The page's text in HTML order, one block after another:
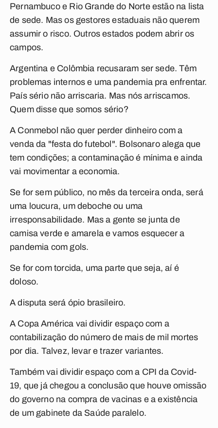
Pernambuco e Rio Grande do Norte estão na lista
de sede. Mas os gestores estaduais não querem
assumir o risco. Outros estados podem abrir os
campos.
Argentina e Colômbia recusaram ser sede. Têm
problemas internos e uma pandemia pra enfrentar.
País sério não arriscaria. Mas nós arriscamos.
Quem disse que somos sério?
A Conmebol não quer perder dinheiro com a
venda da "festa do futebol". Bolsonaro alega que
tem condições; a contaminação é mínima e ainda
vai movimentar a economia.
Se for sem público, no mês da terceira onda, será
uma loucura, um deboche ou uma
irresponsabilidade. Mas a gente se junta de
camisa verde e amarela e vamos esquecer a
pandemia com gols.
Se for com torcida, uma parte que seja, aí é
doloso.
A disputa será ópio brasileiro.
A Copa América vai dividir espaço com a
contabilização do número de mais de mil mortes
por dia. Talvez, levar e trazer variantes.
Também vai dividir espaço com a CPI da Covid-
19, que já chegou a conclusão que houve omissão
do governo na compra de vacinas e a existência
de um gabinete da Saúde paralelo.